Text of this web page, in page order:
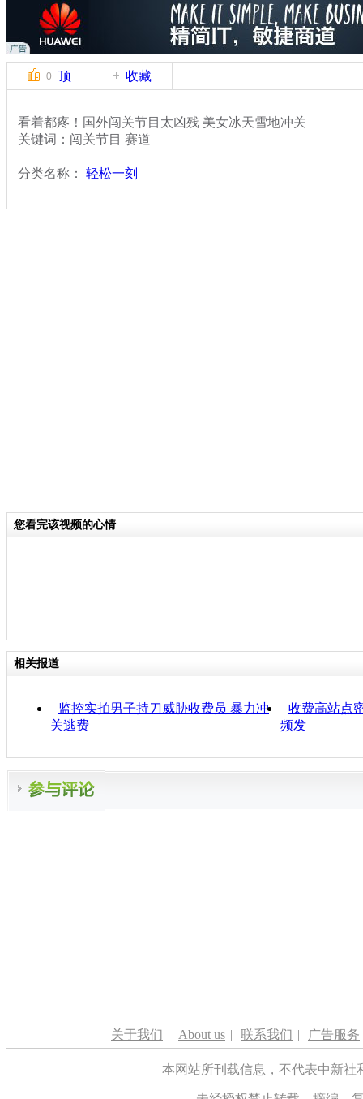
0 顶 收藏
看着都疼！国外闯关节目太凶残 美女冰天雪地冲关
关键词：闯关节目 赛道
分类名称： 轻松一刻
您看完该视频的心情
相关报道
监控实拍男子持刀威胁收费员 暴力冲
关逃费
收费高站点
频发
关于我们 | About us | 联系我们 | 广告服务
本网站所刊载信息，不代表中新